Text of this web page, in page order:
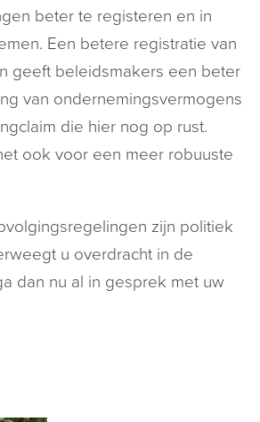
beter te registeren en in
Een betere registratie van
geeft beleidsmakers een beter
van ondernemingsvermogens
die hier nog op rust.
ook voor een meer robuuste
zijn politiek
u overdracht in de
dan nu al in gesprek met uw